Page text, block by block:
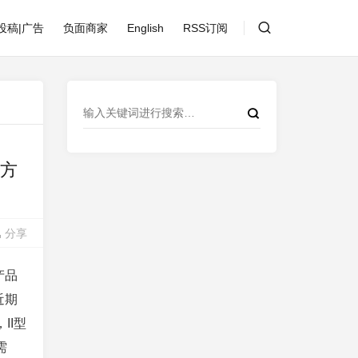
稿|广告 负面商家 English RSS订阅
分享
品
期
II型